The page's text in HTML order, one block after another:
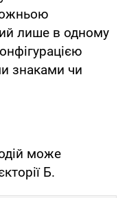
лише в одному
знаками чи
може
Б.